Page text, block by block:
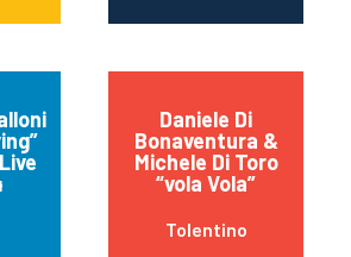
Daniele Di
Bonaventura &
Michele Di Toro
“vola Vola”
Tolentino